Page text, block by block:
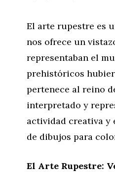
El arte rupestre es
nos ofrece un
representaban el
prehistóricos
pertenece al reino
interpretado y
actividad creativa y
de dibujos para
El Arte Rupestre: